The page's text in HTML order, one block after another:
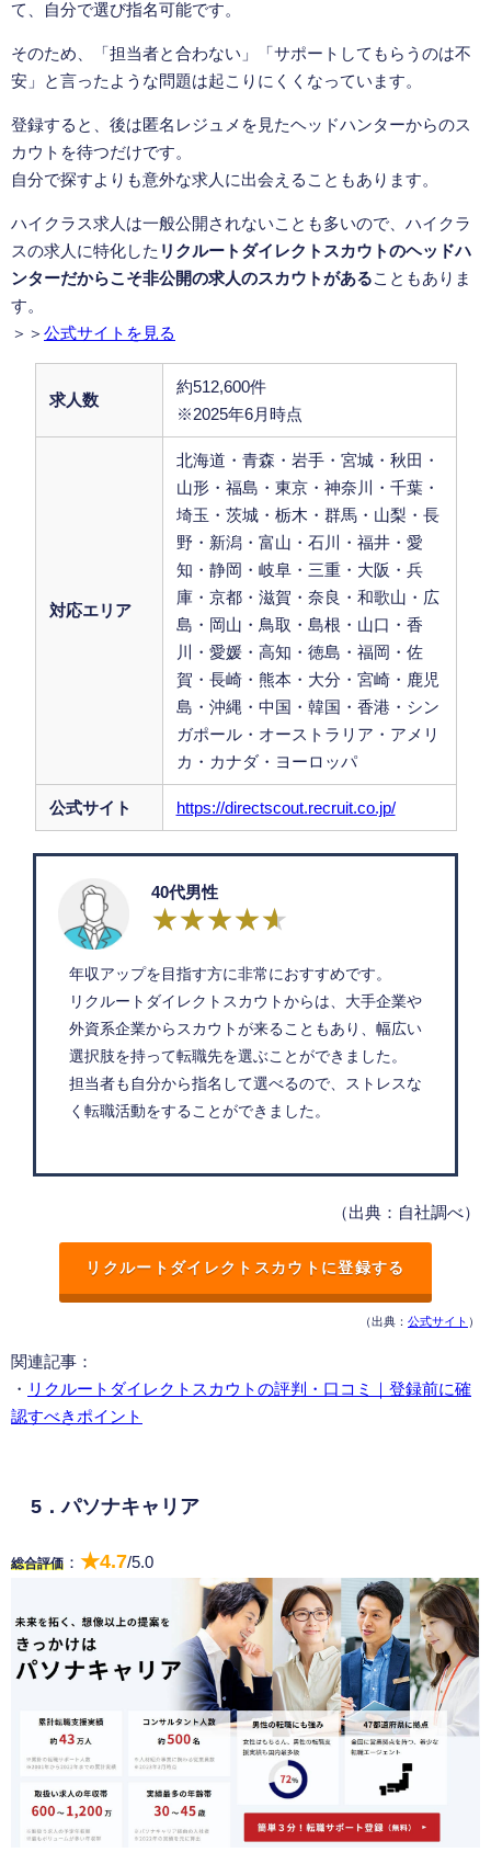
て、自分で選び指名可能です。
そのため、「担当者と合わない」「サポートしてもらうのは不
安」と言ったような問題は起こりにくくなっています。
登録すると、後は匿名レジュメを見たヘッドハンターからのス
カウトを待つだけです。
自分で探すよりも意外な求人に出会えることもあります。
ハイクラス求人は一般公開されないことも多いので、ハイクラ
スの求人に特化した リクルートダイレクトスカウトのヘッドハ
ンターだからこそ非公開の求人のスカウトがある こともありま
す。
＞＞ 公式サイトを見る
求人数
約512,600件
※2025年6月時点
対応エリア
北海道・青森・岩手・宮城・秋田・
山形・福島・東京・神奈川・千葉・
埼玉・茨城・栃木・群馬・山梨・長
野・新潟・富山・石川・福井・愛
知・静岡・岐阜・三重・大阪・兵
庫・京都・滋賀・奈良・和歌山・広
島・岡山・鳥取・島根・山口・香
川・愛媛・高知・徳島・福岡・佐
賀・長崎・熊本・大分・宮崎・鹿児
島・沖縄・中国・韓国・香港・シン
ガポール・オーストラリア・アメリ
カ・カナダ・ヨーロッパ
公式サイト https://directscout.recruit.co.jp/
40代男性
年収アップを目指す方に非常におすすめです。
リクルートダイレクトスカウトからは、大手企業や
外資系企業からスカウトが来ることもあり、幅広い
選択肢を持って転職先を選ぶことができました。
担当者も自分から指名して選べるので、ストレスな
く転職活動をすることができました。
（出典：自社調べ）
リクルートダイレクトスカウトに登録する
（出典： 公式サイト ）
関連記事：
・ リクルートダイレクトスカウトの評判・口コミ｜登録前に確
認すべきポイント
5．パソナキャリア
総合評価 ： ★4.7/5.0